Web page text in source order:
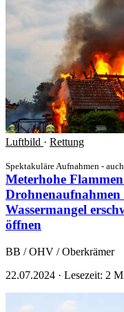
Luftbild · Rettung
Spektakuläre Aufnahmen -
Meterhohe
Wassermangel
öffnen
BB / OHV / Oberkrämer
22.07.2024 · Lesezeit: 2